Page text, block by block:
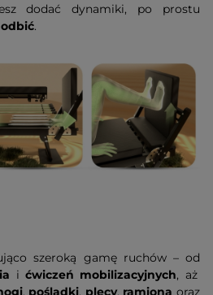
dodać dynamiki, po prostu
.
szeroką gamę ruchów – od
i ćwiczeń mobilizacyjnych, aż
, pośladki, plecy, ramiona oraz